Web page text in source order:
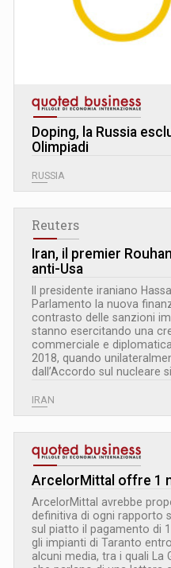
Doping, la Russia
Olimpiadi
RUSSIA
Reuters
Iran, il premier
anti-Usa
Il presidente iraniano
Parlamento la nuova
contrasto delle sanzioni
stanno esercitando una
commerciale e
2018, quando
dall’Accordo sul nucleare
IRAN
ArcelorMittal offre 1
ArcelorMittal avrebbe
definitiva di ogni rapporto
sul piatto il pagamento di
gli impianti di Taranto
alcuni media, tra i quali La